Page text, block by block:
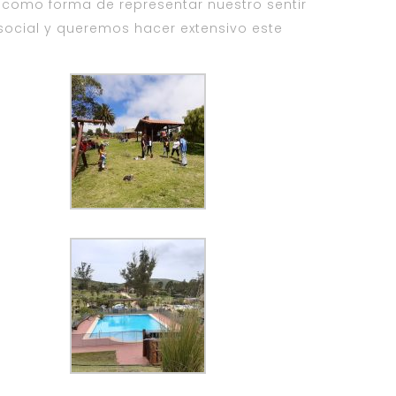
forma de representar nuestro sentir
y queremos hacer extensivo este